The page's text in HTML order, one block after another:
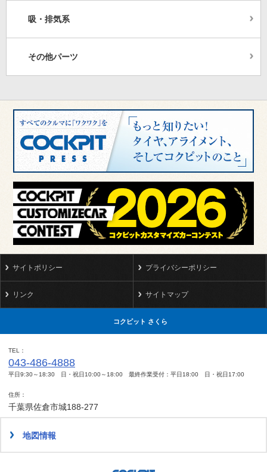
吸・排気系
その他パーツ
サイトポリシー プライバシーポリシー
リンク サイトマップ
コクピット さくら
TEL
043-486-4888
平日9:30～18:30 日・祝日10:00～18:00 最終作業受付：平日18:00 日・祝日17:00
住所
千葉県佐倉市城188-277
地図情報